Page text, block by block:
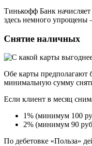
Тинькофф Банк
здесь немного упрощены
Снятие наличных
Обе карты предполагают
минимальную сумму
Если клиент в месяц
1% (минимум 100
2% (минимум 90
По дебетовке «Польза»